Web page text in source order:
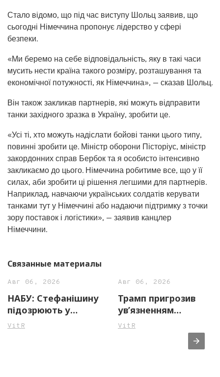
Стало відомо, що під час виступу Шольц заявив, що
сьогодні Німеччина пропонує лідерство у сфері
безпеки.
«Ми беремо на себе відповідальність, яку в такі часи
мусить нести країна такого розміру, розташування та
економічної потужності, як Німеччина», — сказав Шольц.
Він також закликав партнерів, які можуть відправити
танки західного зразка в Україну, зробити це.
«Усі ті, хто можуть надіслати бойові танки цього типу,
повинні зробити це. Міністр оборони Пісторіус, міністр
закордонних справ Бербок та я особисто інтенсивно
закликаємо до цього. Німеччина робитиме все, що у її
силах, аби зробити ці рішення легшими для партнерів.
Наприклад, навчаючи українських солдатів керувати
танками тут у Німеччині або надаючи підтримку з точки
зору поставок і логістики», — заявив канцлер
Німеччини.
Связанные материалы
Авг 06, 2026
НАБУ: Стефанішину
підозрюють у
незаконному
VitR
Авг 06, 2026
Трамп пригрозив
ув’язненням
джерелам ЗМІ через
повідомлення про
нестачу боєприпасів
VitR